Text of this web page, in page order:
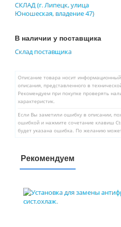
СКЛАД (г. Липецк, улица
Юношеская, владение 47)
В наличии у поставщика
Склад поставщика
Описание товара носит
описания, представленного в
Рекомендуем при покупке проверять
характеристик.
Если Вы заметили ошибку в описании,
ошибкой и нажмите сочетание клавиш
будет указана ошибка. По желанию
Рекомендуем